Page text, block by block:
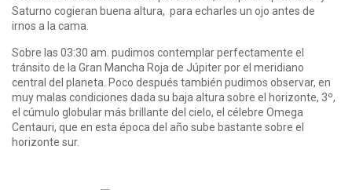
Saturno cogieran buena altura, para echarles un ojo antes de
irnos a la cama.
Sobre las 03:30 am. pudimos contemplar perfectamente el
tránsito de la Gran Mancha Roja de Júpiter por el meridiano
central del planeta. Poco después también pudimos observar, en
muy malas condiciones dada su baja altura sobre el horizonte, 3º,
el cúmulo globular más brillante del cielo, el célebre Omega
Centauri, que en esta época del año sube bastante sobre el
horizonte sur.